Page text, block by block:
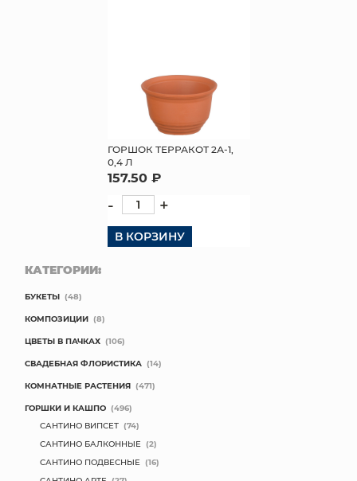
ГОРШОК ТЕРРАКОТ 2А-1,
0,4 Л
157.50 ₽
- +
В КОРЗИНУ
КАТЕГОРИИ:
БУКЕТЫ (48)
КОМПОЗИЦИИ (8)
ЦВЕТЫ В ПАЧКАХ (106)
СВАДЕБНАЯ ФЛОРИСТИКА (14)
КОМНАТНЫЕ РАСТЕНИЯ (471)
ГОРШКИ И КАШПО (496)
САНТИНО ВИПСЕТ (74)
САНТИНО БАЛКОННЫЕ (2)
САНТИНО ПОДВЕСНЫЕ (16)